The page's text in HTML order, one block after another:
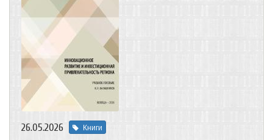
26.05.2026 Книги